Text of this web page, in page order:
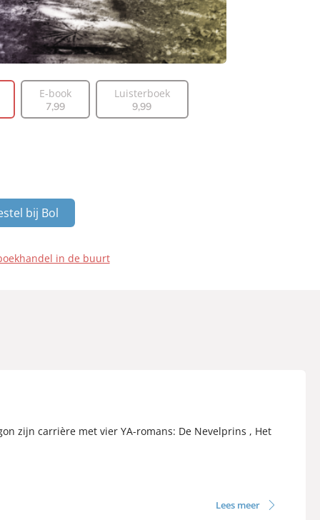
E-book
7,99
Luisterboek
9,99
bij Bol
in de buurt
zijn carrière met vier YA-romans: De Nevelprins , Het
Lees meer